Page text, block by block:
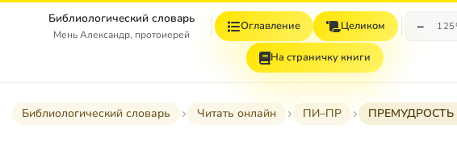
Библиологический словарь
Мень Александр, протоиерей
Оглавление Целиком −
На страничку книги
Библиологический словарь Читать онлайн ПИ–ПР